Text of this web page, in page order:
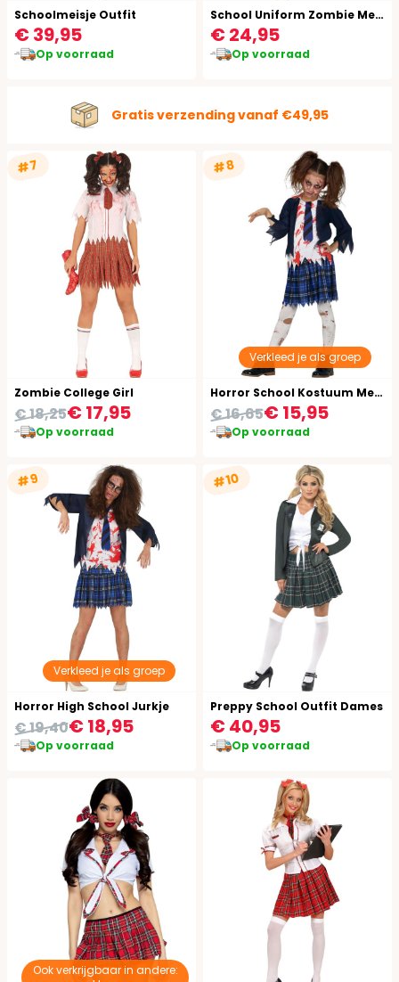
Schoolmeisje Outfit
€ 39,95
Op voorraad
School Uniform Zombie Meisje
€ 24,95
Op voorraad
Gratis verzending vanaf €49,95
#7
Zombie College Girl
€ 17,95
€ 18,25
Op voorraad
#8
Verkleed je als groep
Horror School Kostuum Meisje
€ 15,95
€ 16,65
Op voorraad
#9
Verkleed je als groep
Horror High School Jurkje
€ 18,95
€ 19,40
Op voorraad
#10
Preppy School Outfit Dames
€ 40,95
Op voorraad
Ook verkrijgbaar in andere: